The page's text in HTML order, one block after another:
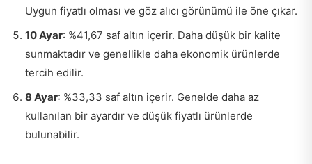
Uygun fiyatlı olması ve göz alıcı görünümü ile öne çıkar.
10 Ayar: %41,67 saf altın içerir. Daha düşük bir kalite
sunmaktadır ve genellikle daha ekonomik ürünlerde
tercih edilir.
8 Ayar: %33,33 saf altın içerir. Genelde daha az
kullanılan bir ayardır ve düşük fiyatlı ürünlerde
bulunabilir.